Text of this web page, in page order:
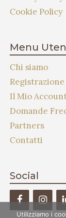
Cookie Policy
Menu
Chi siamo
Registrazione
Il Mio
Domande
Partners
Contatti
Social
Utilizziamo i